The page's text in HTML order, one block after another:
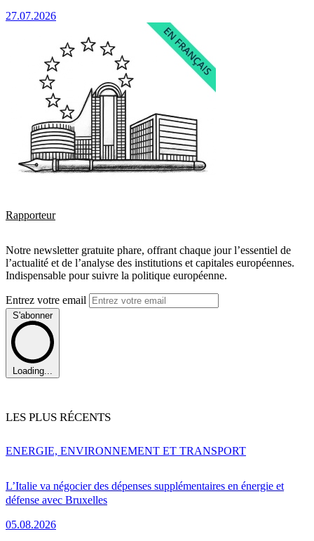
27.07.2026
Rapporteur
Notre newsletter gratuite phare, offrant chaque jour l’essentiel de
l’actualité et de l’analyse des institutions et capitales européennes.
Indispensable pour suivre la politique européenne.
Entrez votre email
S'abonner
Loading...
LES PLUS RÉCENTS
L’Italie va négocier des dépenses supplémentaires en énergie et
défense avec Bruxelles
05.08.2026
ENERGIE, ENVIRONNEMENT ET TRANSPORT